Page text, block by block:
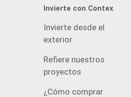
Invierte con Contex
Invierte desde el
exterior
Refiere nuestros
proyectos
¿Cómo comprar